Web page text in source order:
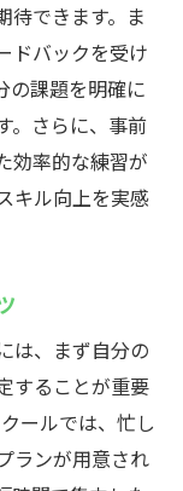
待できます。ま
ドバックを受け
の課題を明確に
。さらに、事前
効率的な練習が
キル向上を実感
は、まず自分の
することが重要
ールでは、忙し
ランが用意され